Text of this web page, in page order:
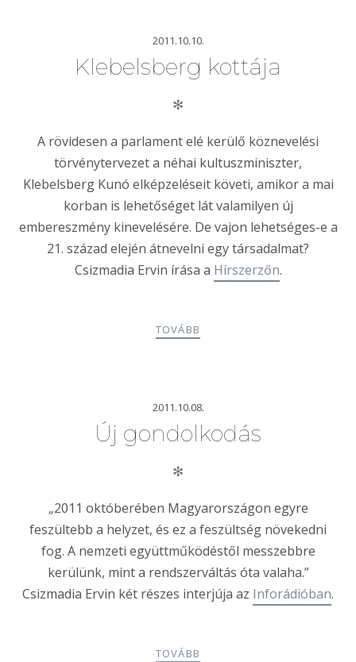
2011.10.10.
Klebelsberg kottája
✻
A rövidesen a parlament elé kerülő köznevelési
törvénytervezet a néhai kultuszminiszter,
Klebelsberg Kunó elképzeléseit követi, amikor a mai
korban is lehetőséget lát valamilyen új
embereszmény kinevelésére. De vajon lehetséges-e a
21. század elején átnevelni egy társadalmat?
Csizmadia Ervin írása a Hírszerzőn.
TOVÁBB
2011.10.08.
Új gondolkodás
✻
„2011 októberében Magyarországon egyre
feszültebb a helyzet, és ez a feszültség növekedni
fog. A nemzeti együttműködéstől messzebbre
kerülünk, mint a rendszerváltás óta valaha.”
Csizmadia Ervin két részes interjúja az Inforádióban.
TOVÁBB